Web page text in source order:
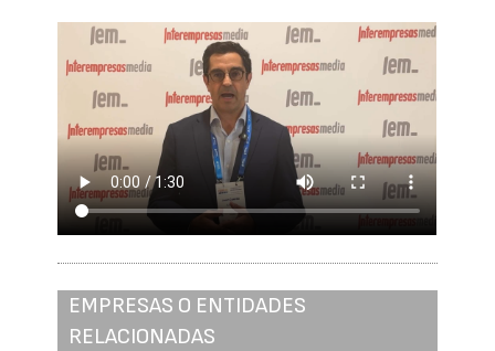
EMPRESAS O ENTIDADES
RELACIONADAS